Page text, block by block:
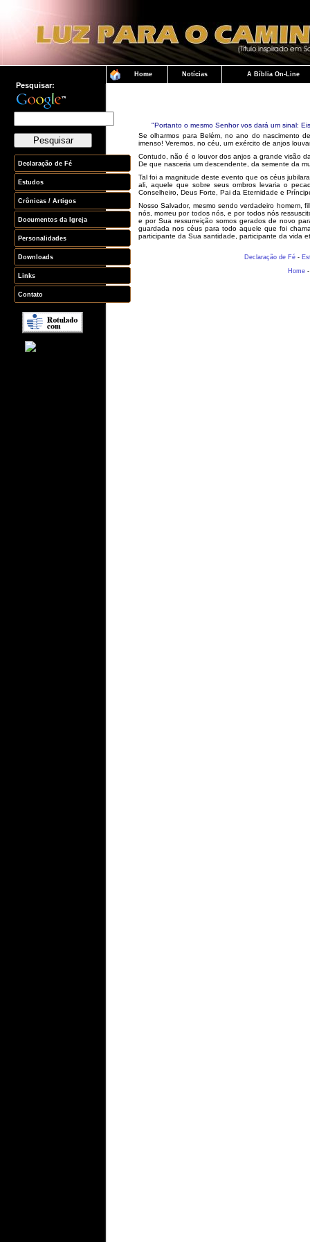
Pesquisar:
"Portanto o mesmo Senhor vos dará um sinal:
Se olharmos para Belém, no ano do nascimento
imenso! Veremos, no céu, um exército de anjos
Contudo, não é o louvor dos anjos a grande visão
De que nasceria um descendente, da semente da
Tal foi a magnitude deste evento que os céus
ali, aquele que sobre seus ombros levaria o
Conselheiro, Deus Forte, Pai da Eternidade e
Nosso Salvador, mesmo sendo verdadeiro homem,
nós, morreu por todos nós, e por todos nós
e por Sua ressurreição somos gerados de novo
guardada nos céus para todo aquele que foi
participante da Sua santidade, participante da vida
Declaração de Fé -
Home